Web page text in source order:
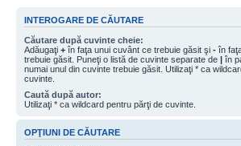
INTEROGARE DE CĂUTARE
Căutare după cuvinte cheie:
Adăugaţi + în faţa unui cuvânt ce trebuie găsit şi - în
trebuie găsit. Puneţi o listă de cuvinte separate de | în
numai unul din cuvinte trebuie găsit. Utilizaţi * ca
cuvinte.
Caută după autor:
Utilizaţi * ca wildcard pentru părţi de cuvinte.
OPŢIUNI DE CĂUTARE